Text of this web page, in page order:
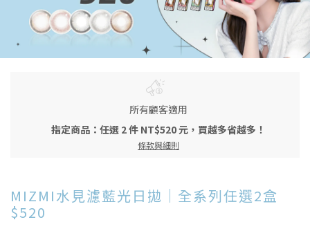
所有顧客適用
指定商品：任選 2 件 NT$520 元，買越多省越多！
條款與細則
MIZMI水見濾藍光日拋｜全系列任選2盒
$520